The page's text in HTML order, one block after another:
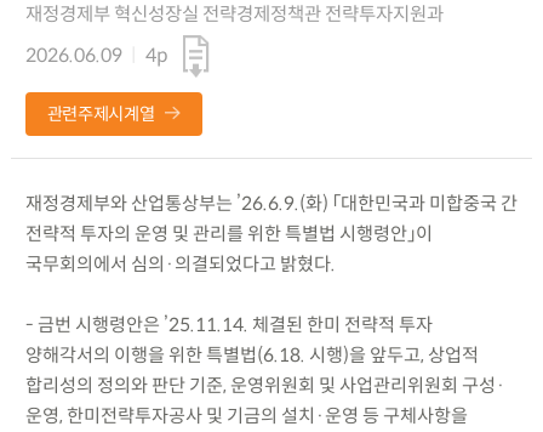
재정경제부 혁신성장실 전략경제정책관 전략투자지원과
2026.06.09
4p
관련주제시계열
재정경제부와 산업통상부는 ’26.6.9.(화) 「대한민국과 미합중국 간
전략적 투자의 운영 및 관리를 위한 특별법 시행령안」이
국무회의에서 심의·의결되었다고 밝혔다.
- 금번 시행령안은 ’25.11.14. 체결된 한미 전략적 투자
양해각서의 이행을 위한 특별법(6.18. 시행)을 앞두고, 상업적
합리성의 정의와 판단 기준, 운영위원회 및 사업관리위원회 구성·
운영, 한미전략투자공사 및 기금의 설치·운영 등 구체사항을